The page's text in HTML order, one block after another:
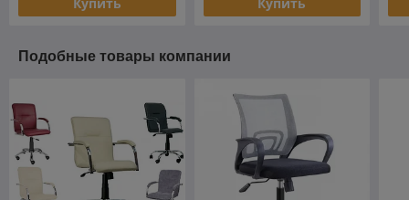
Подобные товары компании